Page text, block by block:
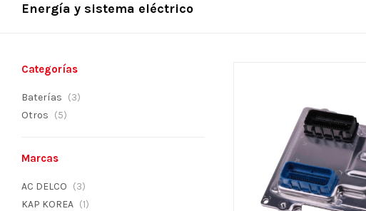
Energía y sistema eléctrico
Categorías
Baterías (3)
Otros (5)
Marcas
AC DELCO (3)
KAP KOREA (1)